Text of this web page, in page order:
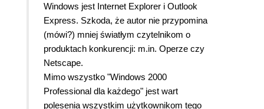
Windows jest Internet Explorer i Outlook
Express. Szkoda, że autor nie przypomina
(mówi?) mniej światłym czytelnikom o
produktach konkurencji: m.in. Operze czy
Netscape.
Mimo wszystko "Windows 2000
Professional dla każdego" jest wart
polesenia wszystkim użytkownikom tego